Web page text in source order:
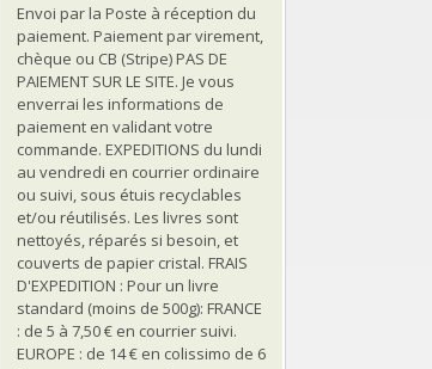
Envoi par la Poste à réception du
paiement. Paiement par virement,
chèque ou CB (Stripe) PAS DE
PAIEMENT SUR LE SITE. Je vous
enverrai les informations de
paiement en validant votre
commande. EXPEDITIONS du lundi
au vendredi en courrier ordinaire
ou suivi, sous étuis recyclables
et/ou réutilisés. Les livres sont
nettoyés, réparés si besoin, et
couverts de papier cristal. FRAIS
D'EXPEDITION : Pour un livre
standard (moins de 500g): FRANCE
: de 5 à 7,50 € en courrier suivi.
EUROPE : de 14 € en colissimo de 6